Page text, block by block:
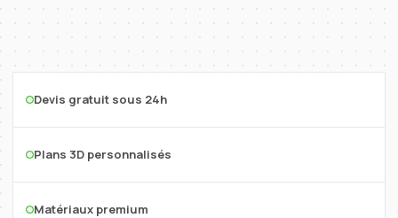
Devis gratuit sous 24h
Plans 3D personnalisés
Matériaux premium